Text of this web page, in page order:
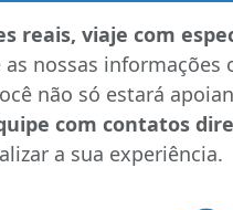
reais, viaje com
nossas
não só estará
com contatos
a sua experiência.